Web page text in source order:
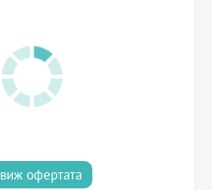
виж офертата